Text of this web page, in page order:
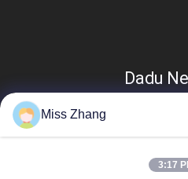
Hongjiang
Miss Zhang
3:17